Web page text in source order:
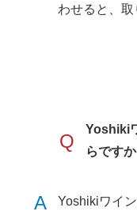
わせると、取
Q
Yoshiki
らですか
A
Yoshikiワイ